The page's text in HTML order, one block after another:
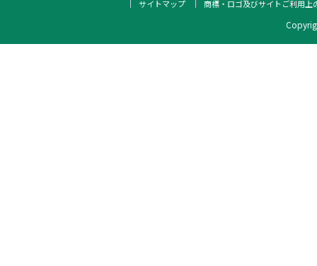
サイトマップ 商標・ロゴ及びサイトご利用上